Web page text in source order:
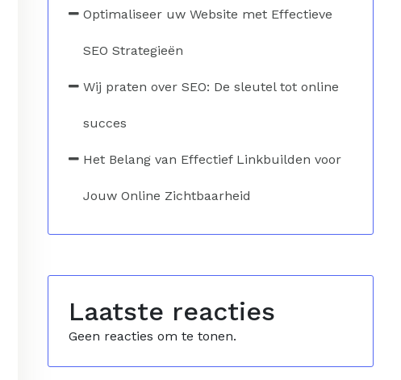
Optimaliseer uw Website met Effectieve
SEO Strategieën
Wij praten over SEO: De sleutel tot online
succes
Het Belang van Effectief Linkbuilden voor
Jouw Online Zichtbaarheid
Laatste reacties
Geen reacties om te tonen.